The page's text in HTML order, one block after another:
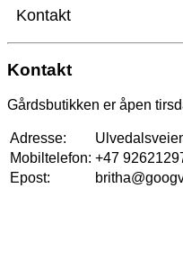
Kontakt
Kontakt
Gårdsbutikken er åpen
Adresse:
Mobiltelefon: +47
Epost: